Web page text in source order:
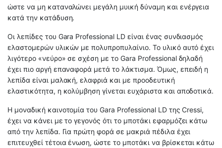
ώστε να μη καταναλώνει μεγάλη μυική δύναμη και ενέργεια
κατά την κατάδυση.
Οι λεπίδες του Gara Professional LD είναι ένας συνδιασμός
ελαστομερών υλικών με πολυπροπυλαίνιο. Το υλικό αυτό έχει
λιγότερο «νεύρο» σε σχέση με το Gara Professional δηλαδή
έχει πιο αργή επαναφορά μετά το λάκτισμα. Όμως, επειδή η
λεπίδα είναι μαλακή, ελαφριά και με προοδευτική
ελαστικότητα, η κολύμβηση γίνεται ευχάριστα και αποδοτικά.
Η μοναδική καινοτομία του Gara Professional LD της Cressi,
έχει να κάνει με το γεγονός ότι το μποτάκι εφαρμόζει κάτω
από την λεπίδα. Για πρώτη φορά σε μακριά πέδιλα έχει
επιτευχθεί τέτοια ένωση, ώστε το μποτάκι να βρίσκεται κάτω